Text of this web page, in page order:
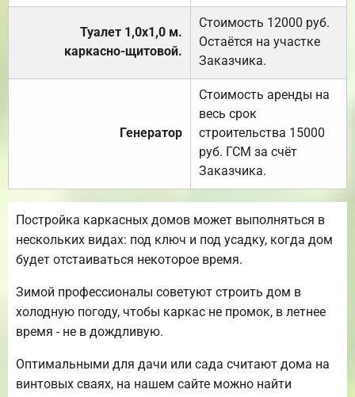
Туалет 1,0х1,0 м.
каркасно-щитовой.
Стоимость 12000 руб.
Остаётся на участке
Заказчика.
Генератор
Стоимость аренды на
весь срок
строительства 15000
руб. ГСМ за счёт
Заказчика.
Постройка каркасных домов может выполняться в
нескольких видах: под ключ и под усадку, когда дом
будет отстаиваться некоторое время.
Зимой профессионалы советуют строить дом в
холодную погоду, чтобы каркас не промок, в летнее
время - не в дождливую.
Оптимальными для дачи или сада считают дома на
винтовых сваях, на нашем сайте можно найти